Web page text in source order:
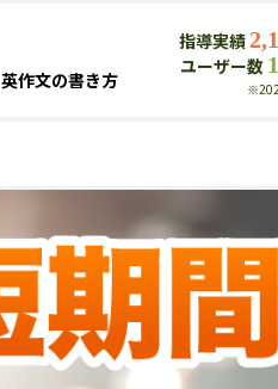
英作文の書き方
指導実績
ユーザー数